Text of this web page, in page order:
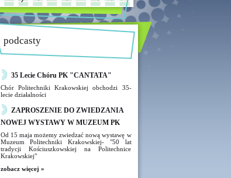
podcasty
35 Lecie Chóru PK "CANTATA"
Chór Politechniki Krakowskiej obchodzi 35-
lecie działalności
ZAPROSZENIE DO ZWIEDZANIA
NOWEJ WYSTAWY W MUZEUM PK
Od 15 maja możemy zwiedzać nową wystawę w
Muzeum Politechniki Krakowskiej- "50 lat
tradycji Kościuszkowskiej na Politechnice
Krakowskiej"
zobacz więcej »